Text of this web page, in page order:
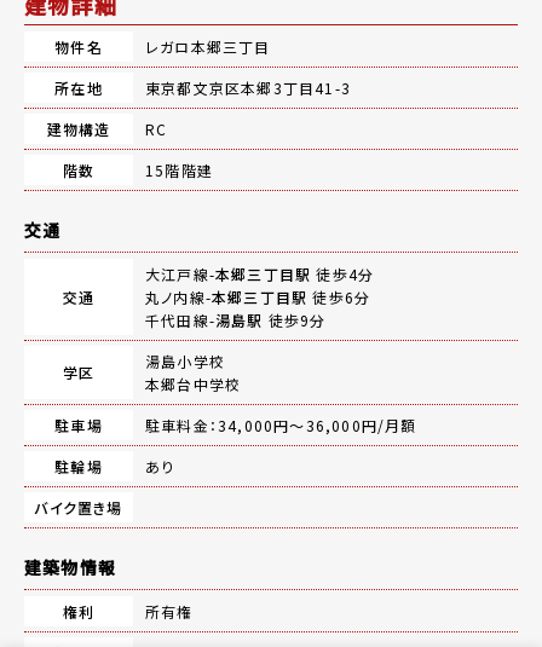
物件名
レガロ本郷三丁目
所在地
東京都文京区本郷3丁目41-3
建物構造
RC
階数
15階階建
交通
交通
大江戸線-本郷三丁目駅 徒歩4分
丸ノ内線-本郷三丁目駅 徒歩6分
千代田線-湯島駅 徒歩9分
学区
湯島小学校
本郷台中学校
駐車場
駐車料金：34,000円～36,000円/月額
駐輪場
あり
バイク置き場
建築物情報
権利
所有権